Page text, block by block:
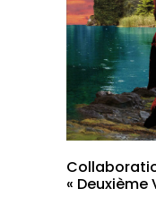
« Deuxième